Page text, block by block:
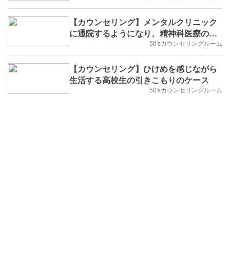
【カウンセリング】メンタルクリニック
に通院するようになり、精神科医療の矛
50'sカウンセリングルーム
【カウンセリング】ひけめを感じながら
生活する高校生の引きこもりのケース
50'sカウンセリングルーム